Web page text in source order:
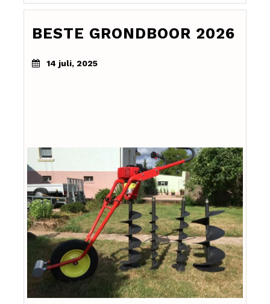
BESTE GRONDBOOR 2026
14 juli, 2025